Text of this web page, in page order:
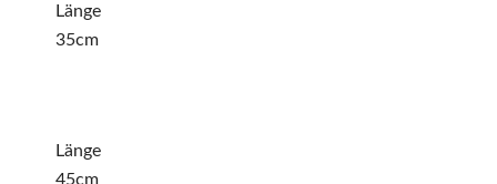
Länge
35cm
Länge
45cm